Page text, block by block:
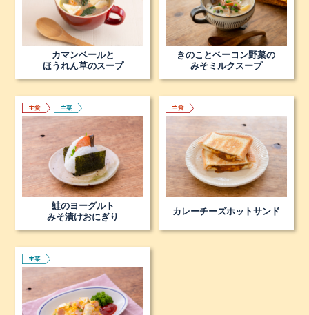
カマンベールと
ほうれん草のスープ
きのことベーコン野菜の
みそミルクスープ
鮭のヨーグルト
みそ漬けおにぎり
カレーチーズホットサンド